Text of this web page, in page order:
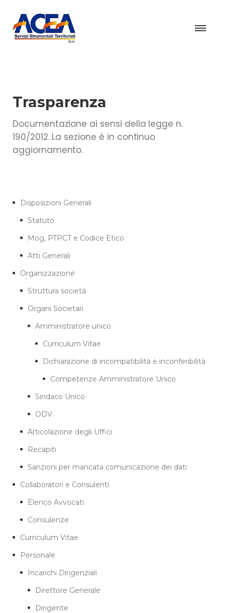
Trasparenza
Documentazione ai sensi della legge n.
190/2012. La sezione è in continuo
aggiornamento.
Disposizioni Generali
Statuto
Mog, PTPCT e Codice Etico
Atti Generali
Organizzazione
Struttura società
Organi Societari
Amministratore unico
Curriculum Vitae
Dichiarazione di incompatibilità e inconferibilità
Competenze Amministratore Unico
Sindaco Unico
ODV
Articolazione degli Uffici
Recapiti
Sanzioni per mancata comunicazione dei dati
Collaboratori e Consulenti
Elenco Avvocati
Consulenze
Curriculum Vitae
Personale
Incarichi Dirigenziali
Direttore Generale
Dirigente